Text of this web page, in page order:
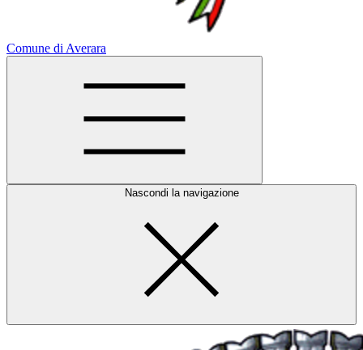
Comune di Averara
Nascondi la navigazione